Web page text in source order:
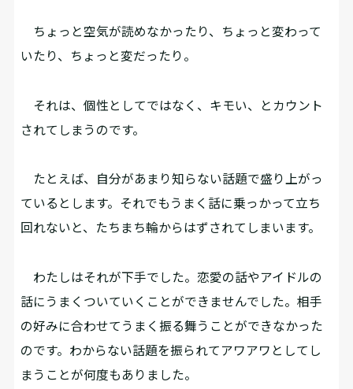
ちょっと空気が読めなかったり、ちょっと変わって
いたり、ちょっと変だったり。
それは、個性としてではなく、キモい、とカウント
されてしまうのです。
たとえば、自分があまり知らない話題で盛り上がっ
ているとします。それでもうまく話に乗っかって立ち
回れないと、たちまち輪からはずされてしまいます。
わたしはそれが下手でした。恋愛の話やアイドルの
話にうまくついていくことができませんでした。相手
の好みに合わせてうまく振る舞うことができなかった
のです。わからない話題を振られてアワアワとしてし
まうことが何度もありました。